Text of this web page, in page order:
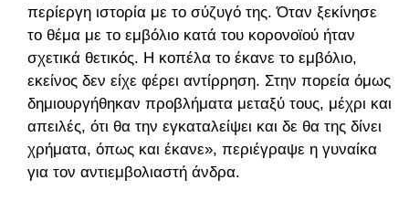
περίεργη ιστορία με το σύζυγό της. Όταν ξεκίνησε
το θέμα με το εμβόλιο κατά του κορονοϊού ήταν
σχετικά θετικός. Η κοπέλα το έκανε το εμβόλιο,
εκείνος δεν είχε φέρει αντίρρηση. Στην πορεία όμως
δημιουργήθηκαν προβλήματα μεταξύ τους, μέχρι και
απειλές, ότι θα την εγκαταλείψει και δε θα της δίνει
χρήματα, όπως και έκανε», περιέγραψε η γυναίκα
για τον αντιεμβολιαστή άνδρα.